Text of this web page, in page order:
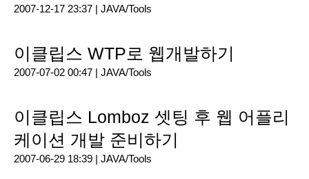
2007-12-17 23:37 | JAVA/Tools
이클립스 WTP로 웹개발하기
2007-07-02 00:47 | JAVA/Tools
이클립스 Lomboz 셋팅 후 웹 어플리
케이션 개발 준비하기
2007-06-29 18:39 | JAVA/Tools